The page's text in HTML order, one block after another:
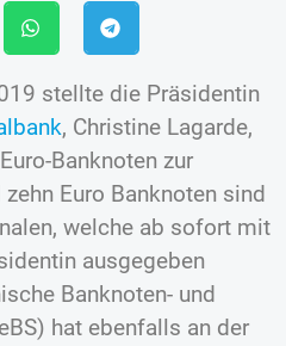
stellte die Präsidentin
, Christine Lagarde,
Banknoten zur
Euro Banknoten sind
welche ab sofort mit
ausgegeben
Banknoten- und
hat ebenfalls an der